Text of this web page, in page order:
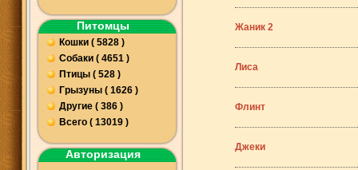
Питомцы
Кошки ( 5828 )
Собаки ( 4651 )
Птицы ( 528 )
Грызуны ( 1626 )
Другие ( 386 )
Всего ( 13019 )
Авторизация
Жаник 2
Лиса
Флинт
Джеки